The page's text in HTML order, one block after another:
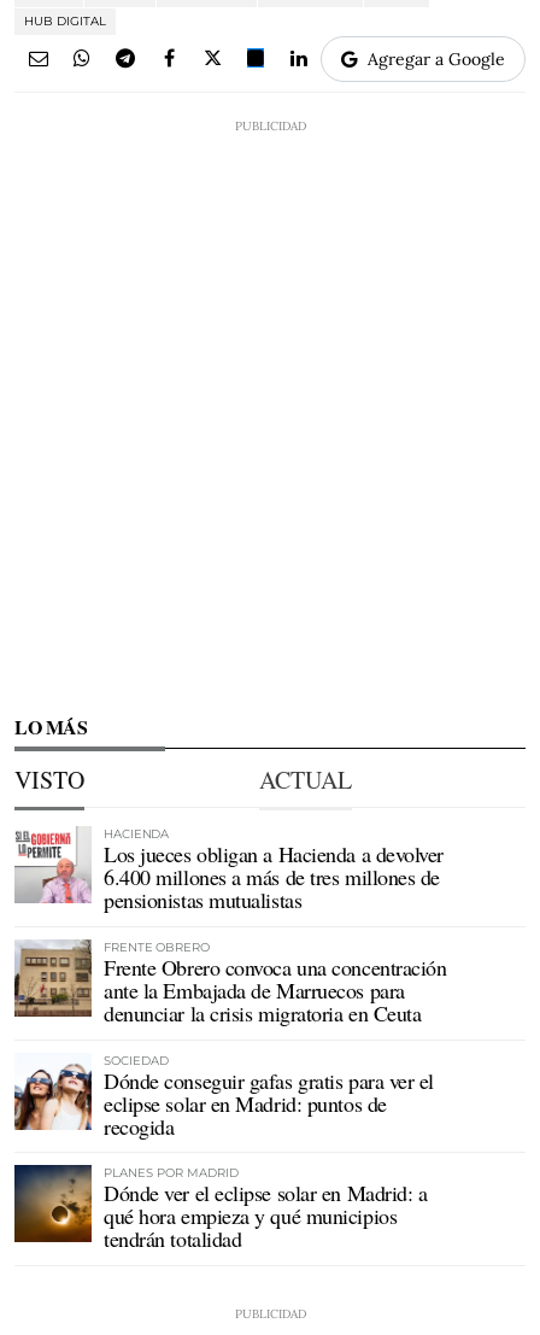
HUB DIGITAL
Agregar a Google
LO MÁS
VISTO ACTUAL
HACIENDA
Los jueces obligan a Hacienda a devolver
6.400 millones a más de tres millones de
pensionistas mutualistas
FRENTE OBRERO
Frente Obrero convoca una concentración
ante la Embajada de Marruecos para
denunciar la crisis migratoria en Ceuta
SOCIEDAD
Dónde conseguir gafas gratis para ver el
eclipse solar en Madrid: puntos de
recogida
PLANES POR MADRID
Dónde ver el eclipse solar en Madrid: a
qué hora empieza y qué municipios
tendrán totalidad